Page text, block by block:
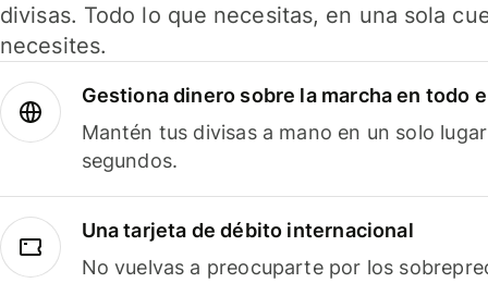
divisas. Todo lo que necesitas, en una sola
necesites.
Gestiona dinero sobre la marcha en todo
Mantén tus divisas a mano en un solo
segundos.
Una tarjeta de débito internacional
No vuelvas a preocuparte por los